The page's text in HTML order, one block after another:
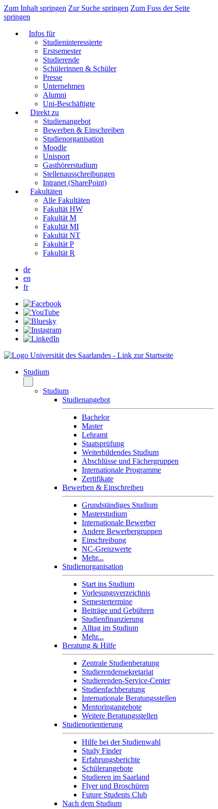
Zum Inhalt springen Zur Suche springen Zum Fuss der Seite
springen
Infos für
Studieninteressierte
Erstsemester
Studierende
Schülerinnen & Schüler
Presse
Unternehmen
Alumni
Uni-Beschäftigte
Direkt zu
Studienangebot
Bewerben & Einschreiben
Studienorganisation
Moodle
Unisport
Gasthörerstudium
Stellenausschreibungen
Intranet (SharePoint)
Fakultäten
Alle Fakultäten
Fakultät HW
Fakultät M
Fakultät MI
Fakultät NT
Fakultät P
Fakultät R
de
en
fr
Studium
Studium
Studienangebot
Bachelor
Master
Lehramt
Staatsprüfung
Weiterbildendes Studium
Abschlüsse und Fächergruppen
Internationale Programme
Zertifikate
Bewerben & Einschreiben
Grundständiges Studium
Masterstudium
Internationale Bewerber
Andere Bewerbergruppen
Einschreibung
NC-Grenzwerte
Mehr...
Studienorganisation
Start ins Studium
Vorlesungsverzeichnis
Semestertermine
Beiträge und Gebühren
Studienfinanzierung
Alltag im Studium
Mehr...
Beratung & Hilfe
Zentrale Studienberatung
Studierendensekretariat
Studierenden-Service-Center
Studienfachberatung
Internationale Beratungsstellen
Mentoringangebote
Weitere Beratungsstellen
Studienorientierung
Hilfe bei der Studienwahl
Study Finder
Erfahrungsberichte
Schülerangebote
Studieren im Saarland
Flyer und Broschüren
Future Students Club
Nach dem Studium